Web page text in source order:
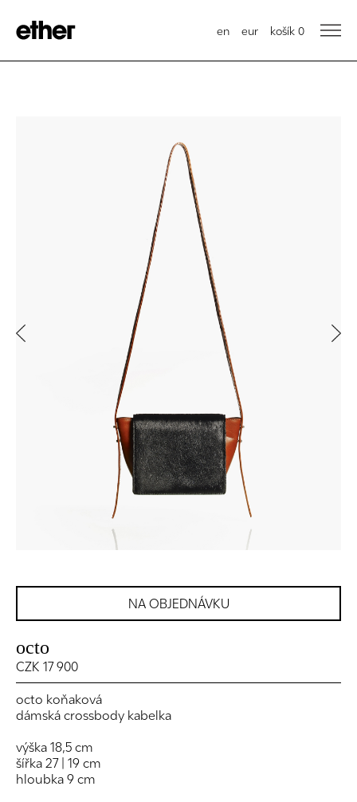
en eur košík 0
Previous
NA OBJEDNÁVKU
octo
CZK 17 900
octo koňaková
dámská crossbody kabelka
výška 18,5 cm
šířka 27 | 19 cm
hloubka 9 cm